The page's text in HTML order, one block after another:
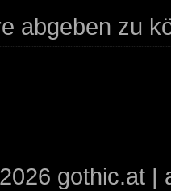
abgeben zu
gothic.at |